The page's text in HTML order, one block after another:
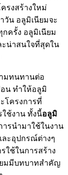
รงสร้างใหม่
วัน อลูมิเนียมจะ
ครั้ง อลูมิเนียม
น่าสนใจที่สุดใน
มทนทานต่อ
น ทำให้อลูมิ
โครงการที่
ช้งาน ทั้งนี้อลูมิ
รนำมาใช้ในงาน
ละอุปกรณ์ต่างๆ
ใช้ในการสร้าง
ยมมีบทบาทสำคัญ